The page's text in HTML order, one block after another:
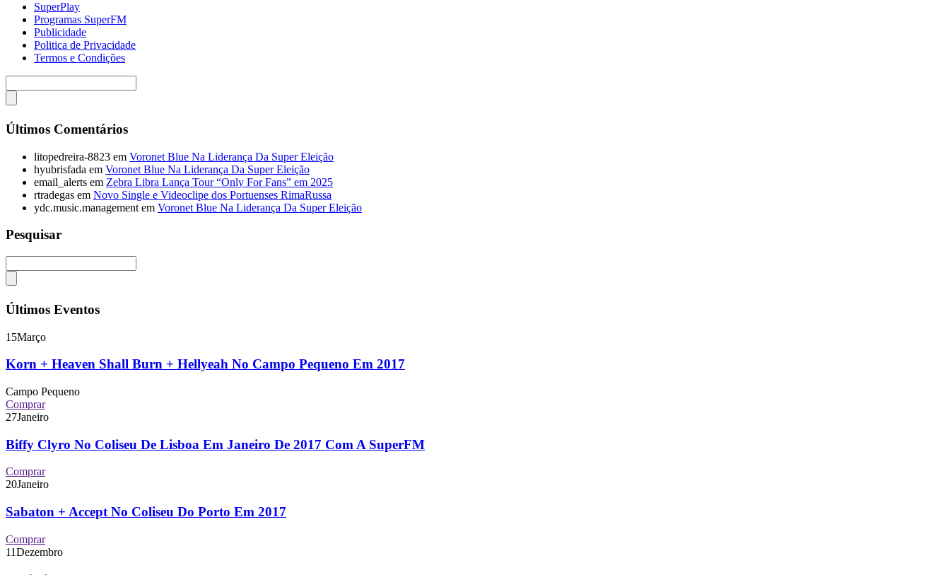
SuperPlay
Programas SuperFM
Publicidade
Politica de Privacidade
Termos e Condições
Últimos Comentários
litopedreira-8823 em Voronet Blue Na Liderança Da Super Eleição
hyubrisfada em Voronet Blue Na Liderança Da Super Eleição
email_alerts em Zebra Libra Lança Tour “Only For Fans” em 2025
rtradegas em Novo Single e Videoclipe dos Portuenses RimaRussa
ydc.music.management em Voronet Blue Na Liderança Da Super Eleição
Pesquisar
Últimos Eventos
15Março
Korn + Heaven Shall Burn + Hellyeah No Campo Pequeno Em 2017
Campo Pequeno
Comprar
27Janeiro
Biffy Clyro No Coliseu De Lisboa Em Janeiro De 2017 Com A SuperFM
Comprar
20Janeiro
Sabaton + Accept No Coliseu Do Porto Em 2017
Comprar
11Dezembro